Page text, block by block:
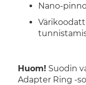
Nano-
Huom! Suodin
Adapter Ring -